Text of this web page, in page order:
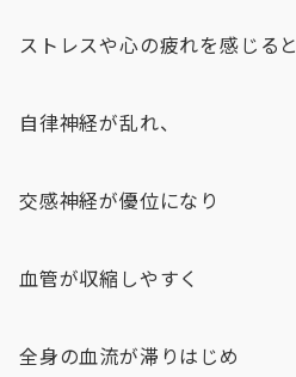
ストレスや心の疲れを感じると
自律神経が乱れ、
交感神経が優位になり
血管が収縮しやすく
全身の血流が滞りはじめ